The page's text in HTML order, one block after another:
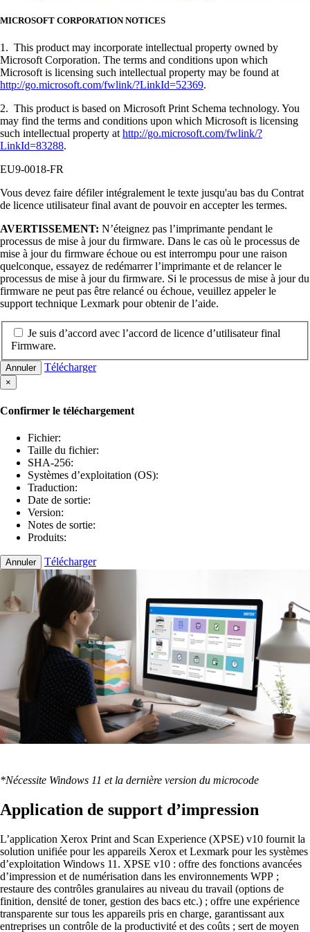
MICROSOFT CORPORATION NOTICES
1. This product may incorporate intellectual property owned by
Microsoft Corporation. The terms and conditions upon which
Microsoft is licensing such intellectual property may be found at
http://go.microsoft.com/fwlink/?LinkId=52369.
2. This product is based on Microsoft Print Schema technology. You
may find the terms and conditions upon which Microsoft is licensing
such intellectual property at http://go.microsoft.com/fwlink/?
LinkId=83288.
EU9-0018-FR
Vous devez faire défiler intégralement le texte jusqu'au bas du Contrat
de licence utilisateur final avant de pouvoir en accepter les termes.
AVERTISSEMENT: N’éteignez pas l’imprimante pendant le
processus de mise à jour du firmware. Dans le cas où le processus de
mise à jour du firmware échoue ou est interrompu pour une raison
quelconque, essayez de redémarrer l’imprimante et de relancer le
processus de mise à jour du firmware. Si le processus de mise à jour du
firmware ne peut pas être relancé ou échoue, veuillez appeler le
support technique Lexmark pour obtenir de l’aide.
Je suis d’accord avec l’accord de licence d’utilisateur final
Firmware.
Annuler Télécharger
×
Confirmer le téléchargement
Fichier:
Taille du fichier:
SHA-256:
Systèmes d’exploitation (OS):
Traduction:
Date de sortie:
Version:
Notes de sortie:
Produits:
Annuler Télécharger
*Nécessite Windows 11 et la dernière version du microcode
Application de support d’impression
L’application Xerox Print and Scan Experience (XPSE) v10 fournit la
solution unifiée pour les appareils Xerox et Lexmark pour les systèmes
d’exploitation Windows 11. XPSE v10 : offre des fonctions avancées
d’impression et de numérisation dans les environnements WPP ;
restaure des contrôles granulaires au niveau du travail (options de
finition, densité de toner, gestion des bacs etc.) ; offre une expérience
transparente sur tous les appareils pris en charge, garantissant aux
entreprises un contrôle de la productivité et des coûts ; sert de moyen